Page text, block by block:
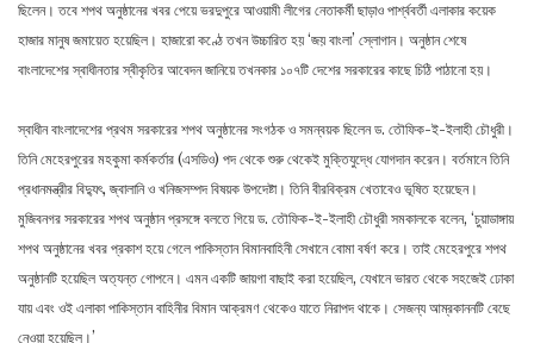
ছিলেন। তবে শপথ অনুষ্ঠানের খবর পেয়ে ভরদুপুরে আওয়ামী লীগের নেতাকর্মী ছাড়াও পার্শ্ববর্তী এলাকার কয়েক
হাজার মানুষ জমায়েত হয়েছিল। হাজারো কণ্ঠে তখন উচ্চারিত হয় ‘জয় বাংলা’ স্লোগান। অনুষ্ঠান শেষে
বাংলাদেশের স্বাধীনতার স্বীকৃতির আবেদন জানিয়ে তখনকার ১০৭টি দেশের সরকারের কাছে চিঠি পাঠানো হয়।
স্বাধীন বাংলাদেশের প্রথম সরকারের শপথ অনুষ্ঠানের সংগঠক ও সমন্বয়ক ছিলেন ড. তৌফিক-ই-ইলাহী চৌধুরী।
তিনি মেহেরপুরের মহকুমা কর্মকর্তার (এসডিও) পদ থেকে শুরু থেকেই মুক্তিযুদ্ধে যোগদান করেন। বর্তমানে তিনি
প্রধানমন্ত্রীর বিদ্যুৎ, জ্বালানি ও খনিজসম্পদ বিষয়ক উপদেষ্টা। তিনি বীরবিক্রম খেতাবেও ভূষিত হয়েছেন।
মুজিবনগর সরকারের শপথ অনুষ্ঠান প্রসঙ্গে বলতে গিয়ে ড. তৌফিক-ই-ইলাহী চৌধুরী সমকালকে বলেন, ‘চুয়াডাঙ্গায়
শপথ অনুষ্ঠানের খবর প্রকাশ হয়ে গেলে পাকিস্তান বিমানবাহিনী সেখানে বোমা বর্ষণ করে। তাই মেহেরপুরে শপথ
অনুষ্ঠানটি হয়েছিল অত্যন্ত গোপনে। এমন একটি জায়গা বাছাই করা হয়েছিল, যেখানে ভারত থেকে সহজেই ঢোকা
যায় এবং ওই এলাকা পাকিস্তান বাহিনীর বিমান আক্রমণ থেকেও যাতে নিরাপদ থাকে। সেজন্য আম্রকাননটি বেছে
নেওয়া হয়েছিল।’